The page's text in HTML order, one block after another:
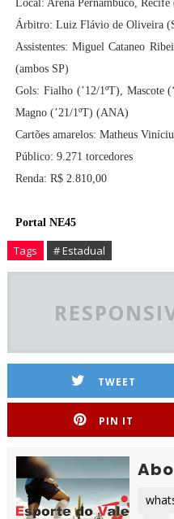
Local: Arena Pernambuco, Recife
Árbitro: Luiz Flávio de Oliveira
Assistentes: Miguel Cataneo
(ambos SP)
Gols: Fialho (’12/1ºT), Mascote
Magno (’21/1ºT) (ANA)
Cartões amarelos: Matheus
Público: 9.271 torcedores
Renda: R$ 2.810,00
Portal NE45
Tags # Estadual
TWEET
PIN IT